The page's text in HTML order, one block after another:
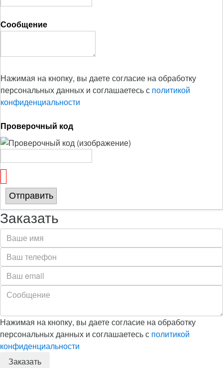
Сообщение
Нажимая на кнопку, вы даете согласие на обработку
персональных данных и соглашаетесь с политикой
конфиденциальности
Проверочный код
Отправить
Заказать
Нажимая на кнопку, вы даете согласие на обработку
персональных данных и соглашаетесь с политикой
конфиденциальности